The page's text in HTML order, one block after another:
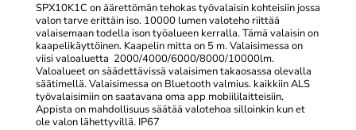
SPX10K1C on äärettömän tehokas työvalaisin kohteisiin jossa
valon tarve erittäin iso. 10000 lumen valoteho riittää
valaisemaan todella ison työalueen kerralla. Tämä valaisin on
kaapelikäyttöinen. Kaapelin mitta on 5 m. Valaisimessa on
viisi valoaluetta 2000/4000/6000/8000/10000lm.
Valoalueet on säädettävissä valaisimen takaosassa olevalla
säätimellä. Valaisimessa on Bluetooth valmius. kaikkiin ALS
työvalaisimiin on saatavana oma app mobiililaitteisiin.
Appista on mahdollisuus säätää valotehoa silloinkin kun et
ole valon lähettyvillä. IP67